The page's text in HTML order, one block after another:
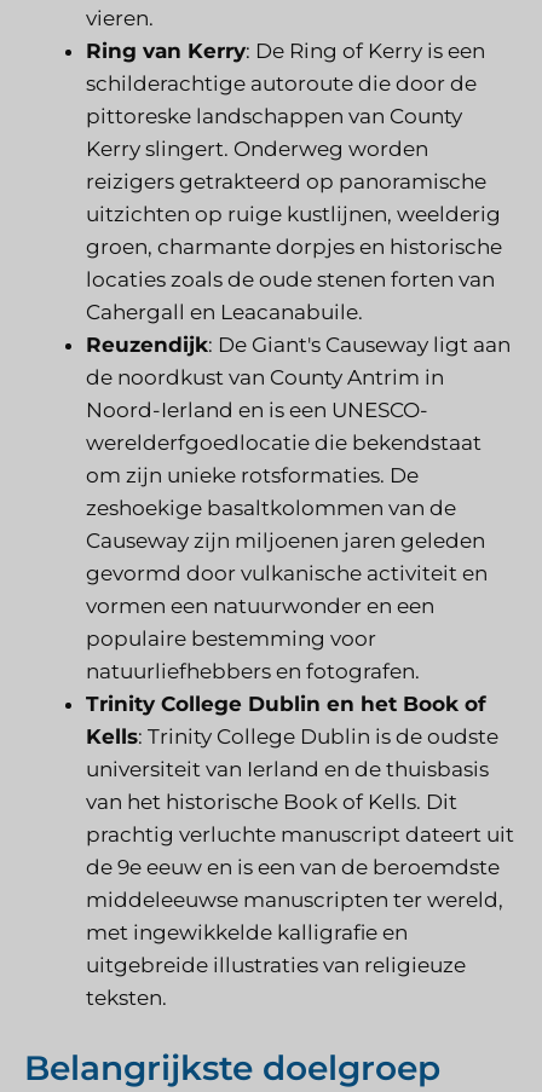
vieren.
Ring van Kerry: De Ring of Kerry is een
schilderachtige autoroute die door de
pittoreske landschappen van County
Kerry slingert. Onderweg worden
reizigers getrakteerd op panoramische
uitzichten op ruige kustlijnen, weelderig
groen, charmante dorpjes en historische
locaties zoals de oude stenen forten van
Cahergall en Leacanabuile.
Reuzendijk: De Giant's Causeway ligt aan
de noordkust van County Antrim in
Noord-Ierland en is een UNESCO-
werelderfgoedlocatie die bekendstaat
om zijn unieke rotsformaties. De
zeshoekige basaltkolommen van de
Causeway zijn miljoenen jaren geleden
gevormd door vulkanische activiteit en
vormen een natuurwonder en een
populaire bestemming voor
natuurliefhebbers en fotografen.
Trinity College Dublin en het Book of
Kells: Trinity College Dublin is de oudste
universiteit van Ierland en de thuisbasis
van het historische Book of Kells. Dit
prachtig verluchte manuscript dateert uit
de 9e eeuw en is een van de beroemdste
middeleeuwse manuscripten ter wereld,
met ingewikkelde kalligrafie en
uitgebreide illustraties van religieuze
teksten.
Belangrijkste doelgroep